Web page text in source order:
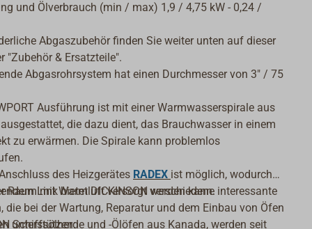
und Ölverbrauch (min / max) 1,9 / 4,75 kW - 0,24 /
Abgaszubehör finden Sie weiter unten auf dieser
"Zubehör & Ersatzteile".
Abgasrohrsystem hat einen Durchmesser von 3" / 75
Ausführung ist mit einer Warmwasserspirale aus
die dazu dient, das Brauchwasser in einem
zu erwärmen. Die Spirale kann problemlos
des Heizgerätes RADEX ist möglich, wodurch
Raum mit Warmluft versorgt werden kann.
Schiffsölherde und -Ölöfen aus Kanada, werden seit
Link bietet DICKINSON verschiedene interessante
die bei der Wartung, Reparatur und dem Einbau von Öfen
unterstützen: